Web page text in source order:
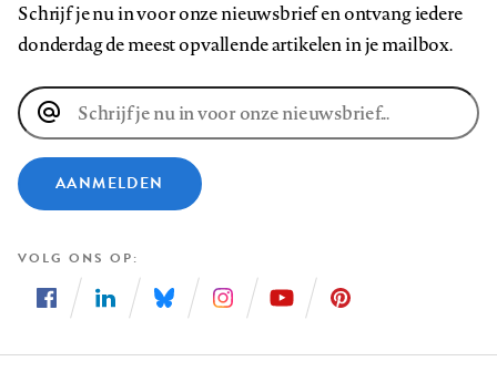
Schrijf je nu in voor onze nieuwsbrief en ontvang iedere
donderdag de meest opvallende artikelen in je mailbox.
E-
mailadres
AANMELDEN
VOLG ONS OP
ons
ons
ons
ons
ons
ons